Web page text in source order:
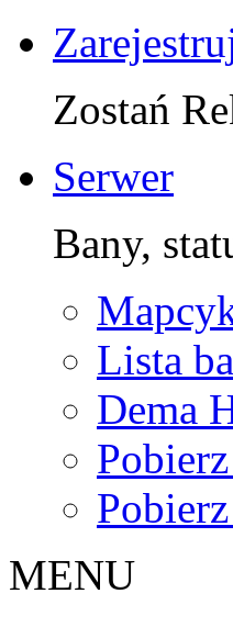
Zostań
Serwer
Bany,
Lista
Dema
MENU